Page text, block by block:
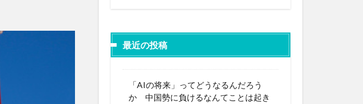
最近の投稿
「AIの将来」ってどうなるんだろう
か 中国勢に負けるなんてことは起き